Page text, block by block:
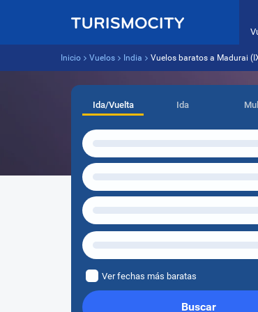
Inicio Vuelos India Vuelos baratos a Madurai
Ida/Vuelta Ida
Ver fechas más baratas
Buscar